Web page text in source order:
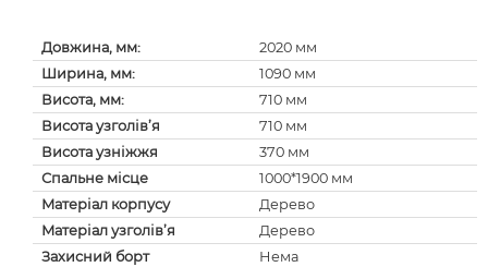
Довжина, мм:
2020 мм
Ширина, мм:
1090 мм
Висота, мм:
710 мм
Висота узголів’я
710 мм
Висота узніжжя
370 мм
Спальне місце
1000*1900 мм
Матеріал корпусу
Дерево
Матеріал узголів’я
Дерево
Захисний борт
Нема